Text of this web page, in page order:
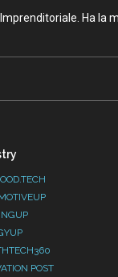
Ha la
POST